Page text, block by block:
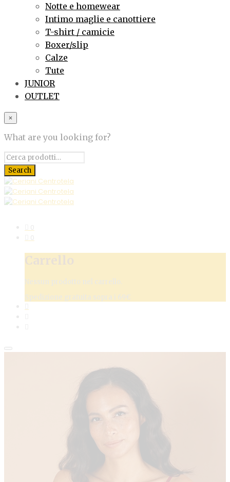
Notte e homewear
Intimo maglie e canottiere
T-shirt / camicie
Boxer/slip
Calze
Tute
JUNIOR
OUTLET
×
What are you looking for?
Nessun prodotto nel carrello.
Spedizione gratuita sopra i 69€